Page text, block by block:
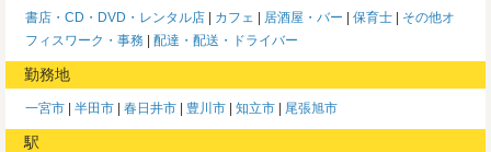
書店・CD・DVD・レンタル店 カフェ 居酒屋・バー 保育士
その他オ
フィスワーク・事務
配達・配送・ドライバー
勤務地
一宮市 半田市 春日井市 豊川市 知立市 尾張旭市
駅